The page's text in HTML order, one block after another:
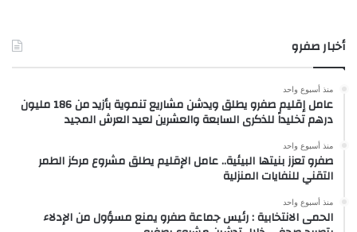
أخبار صفرو
منذ أسبوع واحد
عامل إقليم صفرو يطلق ويدشن مشاريع تنموية بأزيد من 186 مليون
درهم تخليداً للذكرى السابعة والعشرين لعيد العرش المجيد
منذ أسبوع واحد
صفرو تعزز بنيتها البيئية.. عامل الإقليم يطلق مشروع مركز الطمر
التقني للنفايات المنزلية
منذ أسبوع واحد
الحمى الانتخابية : رئيس جماعة صفرو يمنع مسؤول من الإدلاء